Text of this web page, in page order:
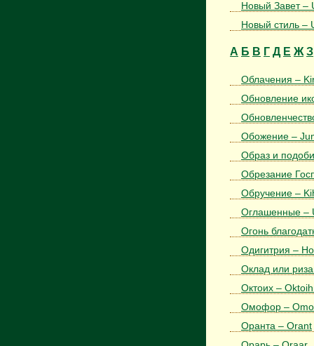
Новый Завет –
Новый стиль –
А Б В Г Д Е Ж З
Облачения –
Обновление
Обожение –
Образ и
Обрезание
Обручение –
Оглашенные –
Огонь
Одигитрия –
Оклад или
Октоих –
Омофор –
Оранта – Orant